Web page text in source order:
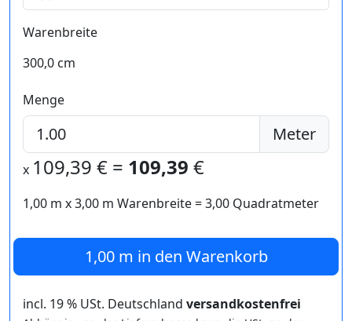
Warenbreite
300,0 cm
Menge
Meter
x 109,39 € = 109,39 €
1,00 m x3,00 m Warenbreite =3,00 Quadratmeter
1,00 m in den Warenkorb
incl. 19 % USt. Deutschland versandkostenfrei